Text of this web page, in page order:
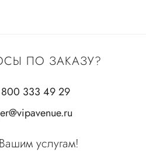
ПО ЗАКАЗУ?
333 49 29
услугам!